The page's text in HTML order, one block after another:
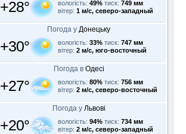
+28° вологість: 49% тиск: 749 мм
вітер: 1 м/с, северо-западный
Погода у Донецьку
+30° вологість: 33% тиск: 747 мм
вітер: 2 м/с, юго-восточный
Погода в Одесі
+27° вологість: 80% тиск: 756 мм
вітер: 2 м/с, северо-восточный
Погода у Львові
+20° вологість: 94% тиск: 734 мм
вітер: 2 м/с, северо-западный